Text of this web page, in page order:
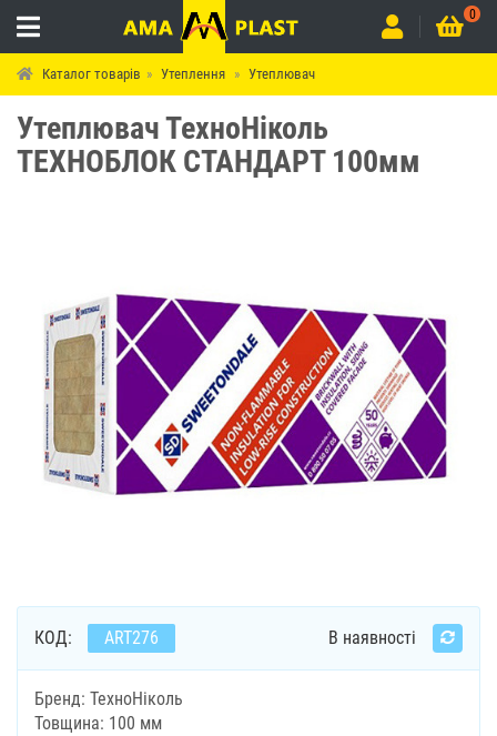
0
Каталог товарів Утеплення Утеплювач
Утеплювач ТехноНіколь
ТЕХНОБЛОК СТАНДАРТ 100мм
КОД: ART276 В наявності
Бренд: ТехноНіколь
Товщина: 100 мм